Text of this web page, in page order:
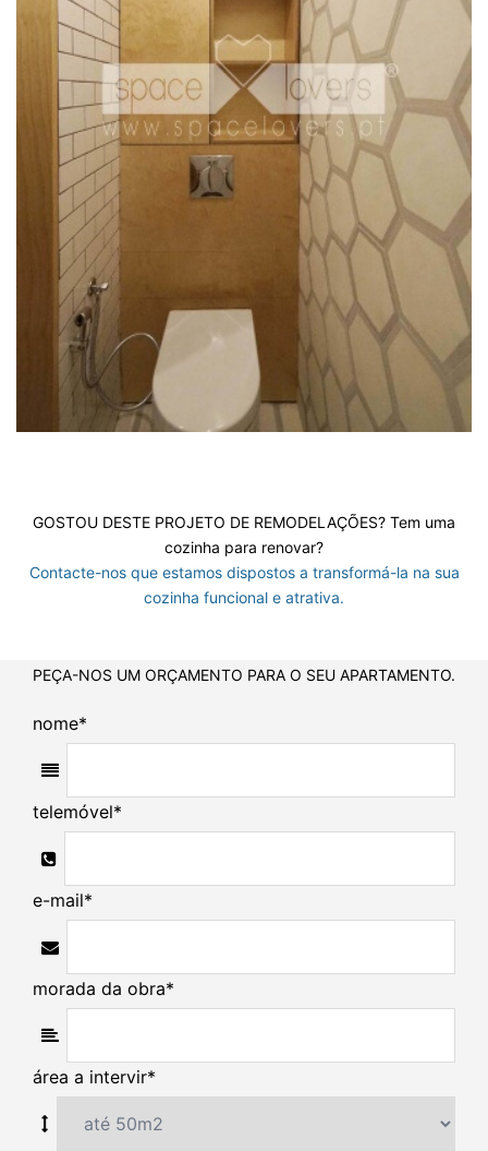
GOSTOU DESTE PROJETO DE REMODELAÇÕES? Tem uma
cozinha para renovar?
Contacte-nos que estamos dispostos a transformá-la na sua
cozinha funcional e atrativa.
PEÇA-NOS UM ORÇAMENTO PARA O SEU APARTAMENTO.
nome*
telemóvel*
e-mail*
morada da obra*
área a intervir*